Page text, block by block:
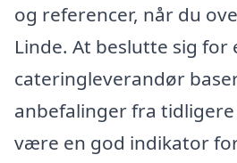
og referencer, når du
Linde. At beslutte sig for
cateringleverandør
anbefalinger fra
være en god indikator